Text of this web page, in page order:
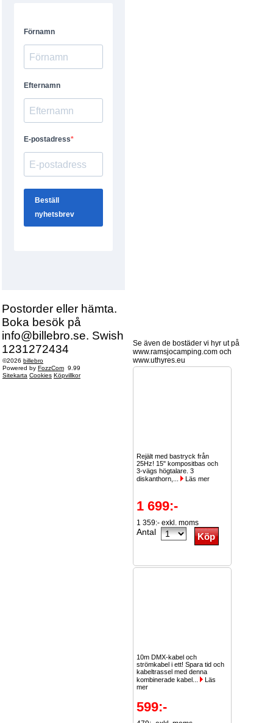
Postorder eller hämta.
Boka besök på
info@billebro.se. Swish
1231272434
©2026 billebro
Powered by FozzCom 9.99
Sitekarta Cookies Köpvillkor
Se även de bostäder vi hyr ut på
www.ramsjocamping.com och
www.uthyres.eu
Rejält med bastryck från
25Hz! 15" kompositbas och
3-vägs högtalare. 3
diskanthorn,...
Läs mer
1 699:-
1 359:- exkl. moms
Antal
10m DMX-kabel och
strömkabel i ett! Spara tid och
kabeltrassel med denna
kombinerade kabel...
Läs
mer
599:-